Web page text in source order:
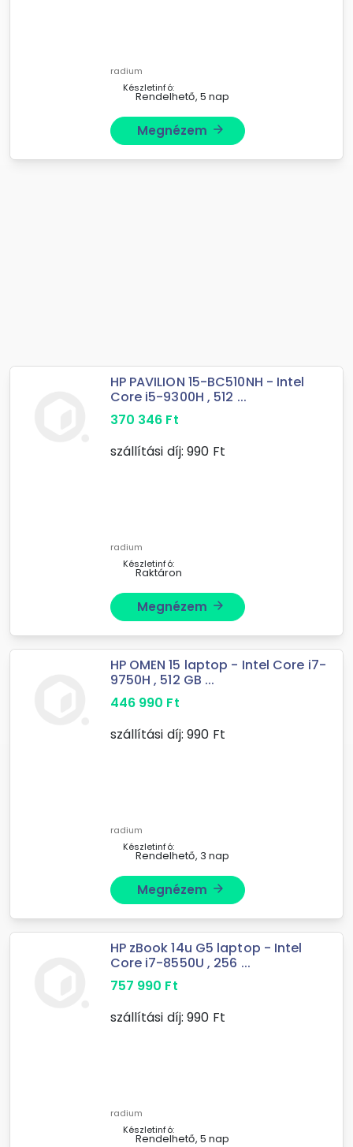
radium
Készletinfó:
Rendelhető, 5 nap
Megnézem arrow_forward
HP PAVILION 15-BC510NH - Intel
Core i5-9300H , 512 ...
370 346 Ft
szállítási díj: 990 Ft
radium
Készletinfó:
Raktáron
Megnézem arrow_forward
HP OMEN 15 laptop - Intel Core i7-
9750H , 512 GB ...
446 990 Ft
szállítási díj: 990 Ft
radium
Készletinfó:
Rendelhető, 3 nap
Megnézem arrow_forward
HP zBook 14u G5 laptop - Intel
Core i7-8550U , 256 ...
757 990 Ft
szállítási díj: 990 Ft
radium
Készletinfó:
Rendelhető, 5 nap